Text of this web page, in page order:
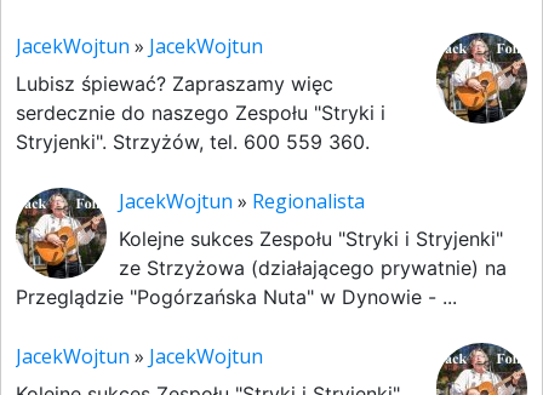
JacekWojtun » JacekWojtun
Lubisz śpiewać? Zapraszamy więc
serdecznie do naszego Zespołu "Stryki i
Stryjenki". Strzyżów, tel. 600 559 360.
JacekWojtun » Regionalista
Kolejne sukces Zespołu "Stryki i Stryjenki"
ze Strzyżowa (działającego prywatnie) na
Przeglądzie "Pogórzańska Nuta" w Dynowie - ...
JacekWojtun » JacekWojtun